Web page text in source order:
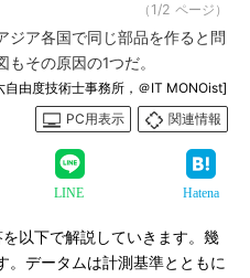
（1/2 ページ）
ジア各国で同じ部品を作ると問
その原因の1つだ。
由度技術士事務所，＠IT MONOist]
PC用表示
関連情報
LINE Hatena
以下で解説していきます。幾
。データムは計測基準とともに